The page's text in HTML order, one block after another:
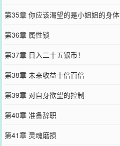
第35章 你应该渴望的是小姐姐的身体
第36章 属性锁
第37章 日入二十五银币！
第38章 未来收益十倍百倍
第39章 对自身欲望的控制
第40章 准备辞职
第41章 灵魂磨损